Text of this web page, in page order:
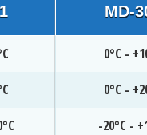
MD-
0°C -
0°C -
-20°C -